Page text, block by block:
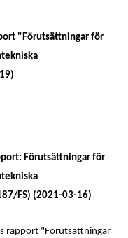
"Förutsättningar för
Förutsättningar för
FS) (2021-03-16)
rapport "Förutsättningar